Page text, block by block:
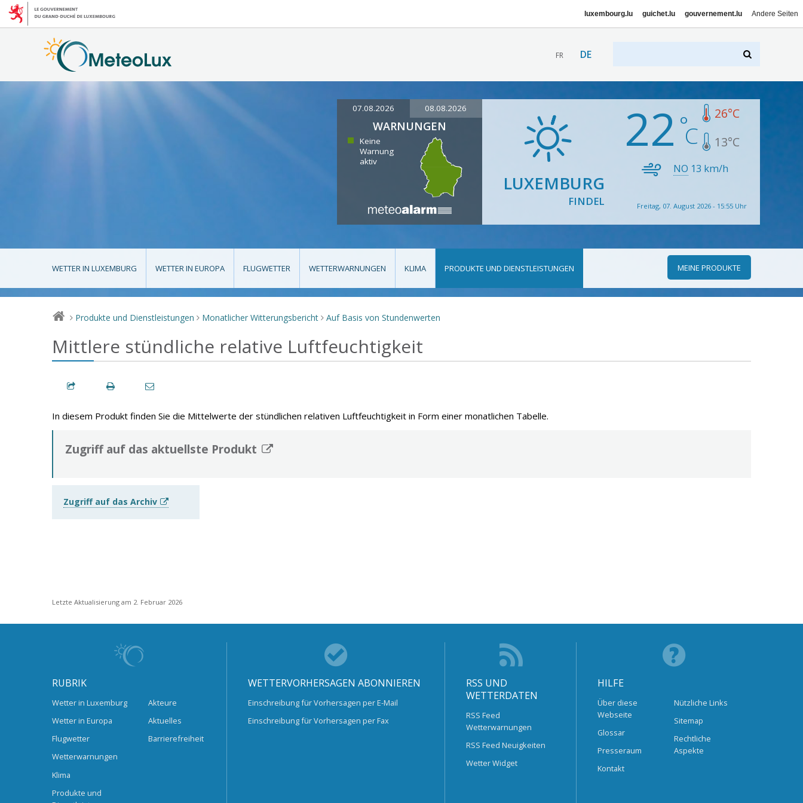
luxembourg.lu guichet.lu gouvernement.lu Andere Seiten
FR DE
07.08.2026 08.08.2026
WARNUNGEN
Keine
Warnung
aktiv
LUXEMBURG
FINDEL
22 26°C
13°C
NO 13 km/h
Freitag, 07. August 2026 - 15:55 Uhr
WETTER IN LUXEMBURG WETTER IN EUROPA FLUGWETTER WETTERWARNUNGEN KLIMA PRODUKTE UND DIENSTLEISTUNGEN MEINE PRODUKTE
> Produkte und Dienstleistungen > Monatlicher Witterungsbericht > Auf Basis von Stundenwerten
Mittlere stündliche relative Luftfeuchtigkeit
In diesem Produkt finden Sie die Mittelwerte der stündlichen relativen Luftfeuchtigkeit in Form einer monatlichen Tabelle.
Zugriff auf das aktuellste Produkt
Zugriff auf das Archiv
Letzte Aktualisierung am 2. Februar 2026
RUBRIK
Wetter in Luxemburg
Wetter in Europa
Flugwetter
Wetterwarnungen
Klima
Produkte und
Akteure
Aktuelles
Barrierefreiheit
WETTERVORHERSAGEN ABONNIEREN
Einschreibung für Vorhersagen per E-Mail
Einschreibung für Vorhersagen per Fax
RSS UND
WETTERDATEN
RSS Feed
Wetterwarnungen
RSS Feed Neuigkeiten
Wetter Widget
HILFE
Über diese
Webseite
Glossar
Presseraum
Kontakt
Nützliche Links
Sitemap
Rechtliche
Aspekte